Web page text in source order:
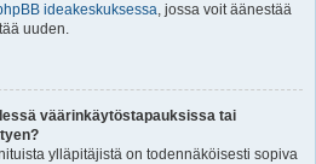
ideakeskuksessa, jossa voit äänestää
uuden.
väärinkäytöstapauksissa tai
ylläpitäjistä on todennäköisesti sopiva